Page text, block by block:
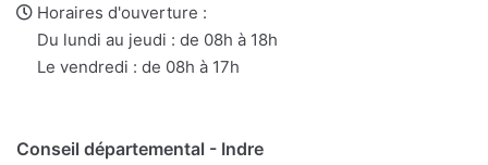
e-
mail
Horaires d'ouverture :
Du lundi au jeudi : de 08h à 18h
Le vendredi : de 08h à 17h
Conseil départemental - Indre